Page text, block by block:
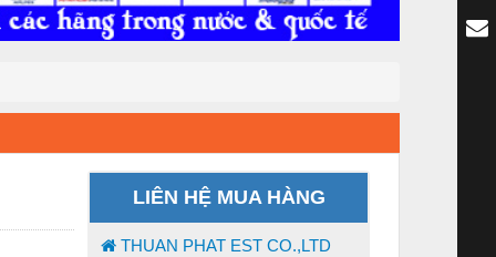
LIÊN HỆ MUA HÀNG
THUAN PHAT EST CO.,LTD